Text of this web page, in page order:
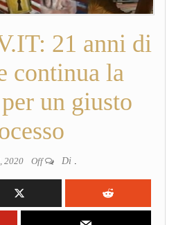
21 anni di
continua la
un giusto
2020 Off Di .